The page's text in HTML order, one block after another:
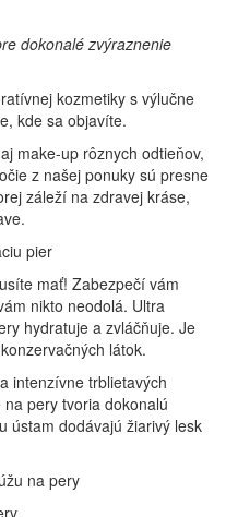
dokonalé zvýraznenie
kozmetiky s výlučne
kde sa objavíte.
make-up rôznych odtieňov,
z našej ponuky sú presne
záleží na zdravej kráse,
pier
mať! Zabezpečí vám
nikto neodolá. Ultra
hydratuje a zvláčňuje. Je
látok.
intenzívne trblietavých
pery tvoria dokonalú
ústam dodávajú žiarivý lesk
na pery